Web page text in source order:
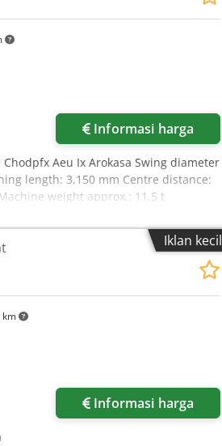
Informasi harga
Aeu Ix Arokasa Swing diameter
length: 3,150 mm Centre distance:
weight approx.: 11.5 t
2 steadies and various centres
Iklan kecil
Informasi harga